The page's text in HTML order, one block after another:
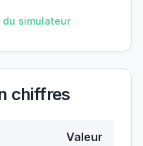
du simulateur
chiffres
Valeur